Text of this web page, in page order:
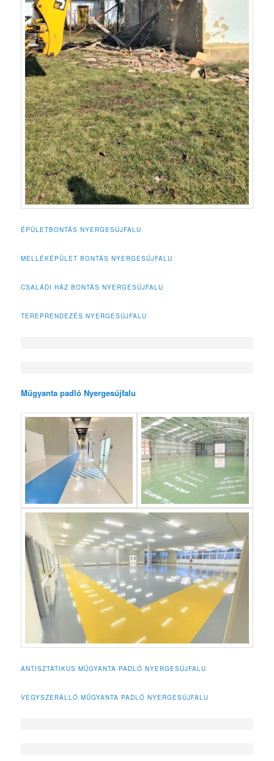
ÉPÜLETBONTÁS NYERGESÚJFALU
MELLÉKÉPÜLET BONTÁS NYERGESÚJFALU
CSALÁDI HÁZ BONTÁS NYERGESÚJFALU
TEREPRENDEZÉS NYERGESÚJFALU
Műgyanta padló Nyergesújfalu
ANTISZTATIKUS MŰGYANTA PADLÓ NYERGESÚJFALU
VEGYSZERÁLLÓ MŰGYANTA PADLÓ NYERGESÚJFALU